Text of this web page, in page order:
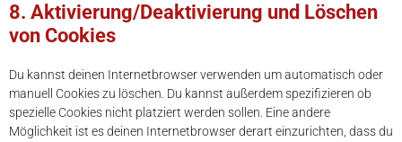
8. Aktivierung/Deaktivierung und Löschen
von Cookies
Du kannst deinen Internetbrowser verwenden um automatisch oder
manuell Cookies zu löschen. Du kannst außerdem spezifizieren ob
spezielle Cookies nicht platziert werden sollen. Eine andere
Möglichkeit ist es deinen Internetbrowser derart einzurichten, dass du